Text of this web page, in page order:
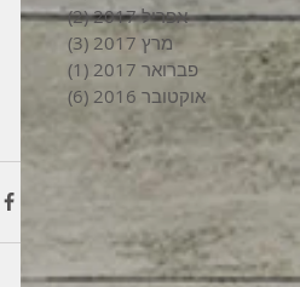
אפריל 2017
(2)
2 פוסטים
מרץ 2017
(3)
פברואר 2017
(1)
אוקטובר 2016
(6)